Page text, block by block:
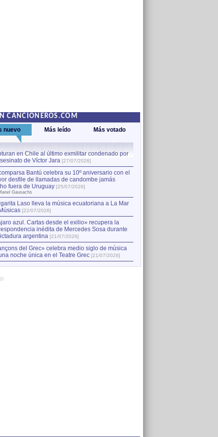
CANCIONEROS.COM
nuevo Más leído Más votado
en Chile al último exmilitar condenado por
de Víctor Jara [27/07/2026]
Bantú celebra su 10º aniversario con el
desfile de llamadas de candombe jamás
fuera de Uruguay [25/07/2026]
Gausachs
Laso lleva la música ecuatoriana a La Mar
[22/07/2026]
azul. Cartas desde el exilio» recupera la
inédita de Mercedes Sosa durante
argentina [21/07/2026]
del Grec» celebra medio siglo de música
noche única en el Teatre Grec [21/07/2026]